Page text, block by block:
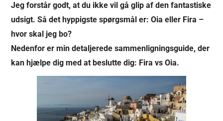
Jeg forstår godt, at du ikke vil gå glip af den fantastiske
udsigt. Så det hyppigste spørgsmål er: Oia eller Fira –
hvor skal jeg bo?
Nedenfor er min detaljerede sammenligningsguide, der
kan hjælpe dig med at beslutte dig: Fira vs Oia.